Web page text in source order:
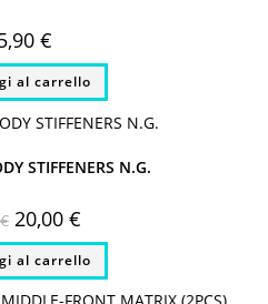
€
al carrello
STIFFENERS N.G.
€ Il
prezzo
originale
era:
25,00 €.
20,00 €
attuale
è:
20,00 €.
al carrello